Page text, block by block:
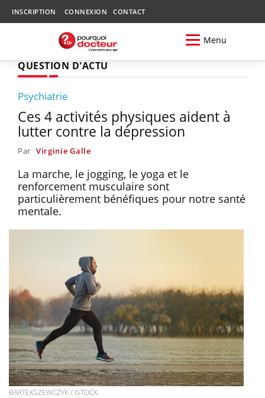
INSCRIPTION CONNEXION CONTACT
Menu
QUESTION D'ACTU
Psychiatrie
Ces 4 activités physiques aident à
lutter contre la dépression
Par Virginie Galle
La marche, le jogging, le yoga et le
renforcement musculaire sont
particulièrement bénéfiques pour notre santé
mentale.
BARTEKSZEWCZYK / ISTOCK.